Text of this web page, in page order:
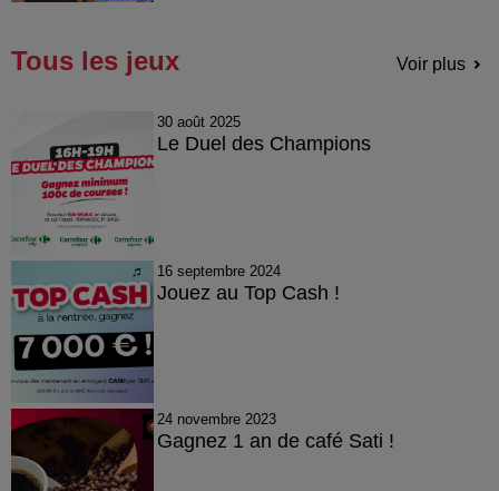
Tous les jeux Voir plus
30 août 2025
Le Duel des Champions
16 septembre 2024
Jouez au Top Cash !
24 novembre 2023
Gagnez 1 an de café Sati !